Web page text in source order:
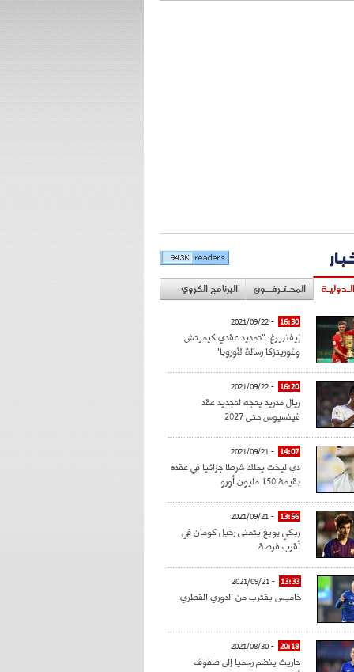
المحـتـرفــون البرنامج الكروي
16:30
- 2021/09/22
إيفنبيرغ: "تمديد عقدي كيميتش
وغوريتزكا رسالة لأوروبا"
16:20
- 2021/09/22
ريال مدريد يتجه لتجديد عقد
فينسيوس حتى 2027
14:07
- 2021/09/21
دي ليخت يملك شرطا جزائيا في عقده
بقيمة 150 مليون أورو
13:56
- 2021/09/21
ريكي بويغ يتمنى رحيل كومان في
أقرب فرصة
13:33
- 2021/09/21
خاميس يقترب من الدوري القطري
20:18
- 2021/08/30
حاريث ينضم رسميا إلى صفوف